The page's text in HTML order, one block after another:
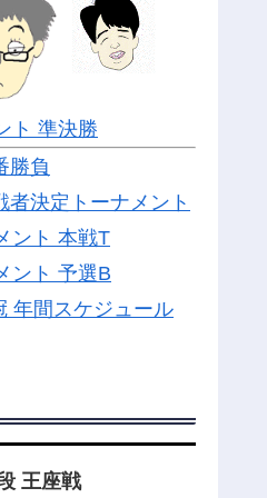
ト 準決勝
勝負
者決定トーナメント
ント 本戦T
ント 予選B
年間スケジュール
王座戦